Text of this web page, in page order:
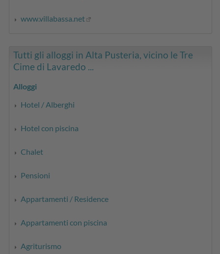
www.villabassa.net
Tutti gli alloggi in Alta Pusteria, vicino le Tre
Cime di Lavaredo ...
Alloggi
Hotel / Alberghi
Hotel con piscina
Chalet
Pensioni
Appartamenti / Residence
Appartamenti con piscina
Agriturismo